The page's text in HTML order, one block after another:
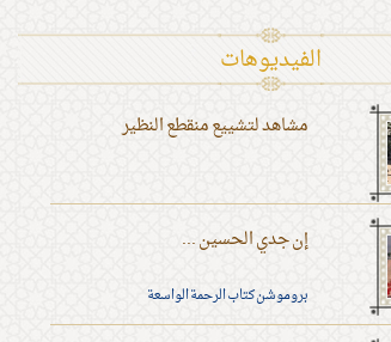
الفیدیوهات
مشاهد لتشييع منقطع النظير
إن جدي الحسين ...
بروموشن كتاب الرحمة الواسعة